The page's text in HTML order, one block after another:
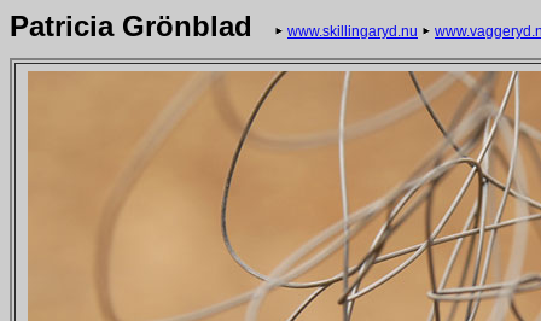
Patricia Grönblad www.skillingaryd.nu